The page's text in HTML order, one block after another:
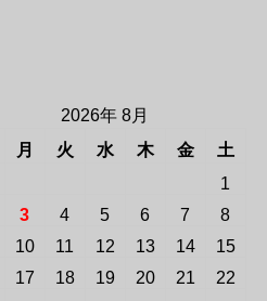
2026年 8月
月 火 水 木 金
土
1
3 4 5 6 7
8
10 11 12 13 14
15
17 18 19 20 21
22